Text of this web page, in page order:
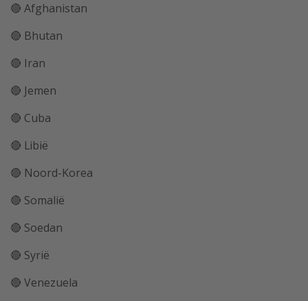
Strandvakantie in Italië
Strandvakantie in Nederland
All inclusive vakantie in Griekenland
🔴 Afghanistan
🔴 Bhutan
🔴 Iran
🔴 Jemen
🔴 Cuba
🔴 Libië
🔴 Noord-Korea
🔴 Somalië
🔴 Soedan
🔴 Syrië
🔴 Venezuela